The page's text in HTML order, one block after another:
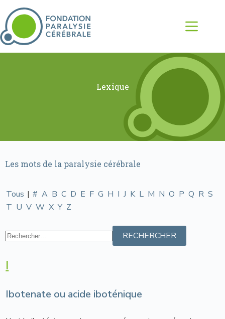
Lexique
Les mots de la paralysie cérébrale
Tous | # A B C D E F G H I J K L M N O P Q R S
T U V W X Y Z
I
Ibotenate ou acide iboténique